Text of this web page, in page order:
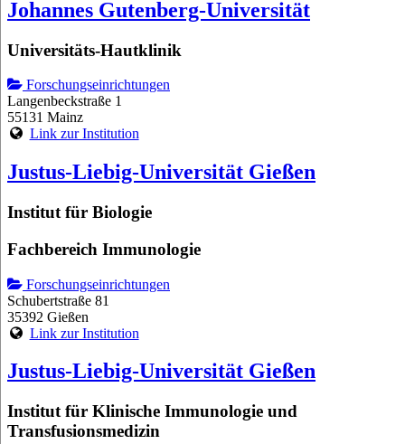
Johannes Gutenberg-Universität
Universitäts-Hautklinik
Forschungseinrichtungen
Langenbeckstraße 1
55131 Mainz
Link zur Institution
Justus-Liebig-Universität Gießen
Institut für Biologie
Fachbereich Immunologie
Forschungseinrichtungen
Schubertstraße 81
35392 Gießen
Link zur Institution
Justus-Liebig-Universität Gießen
Institut für Klinische Immunologie und
Transfusionsmedizin